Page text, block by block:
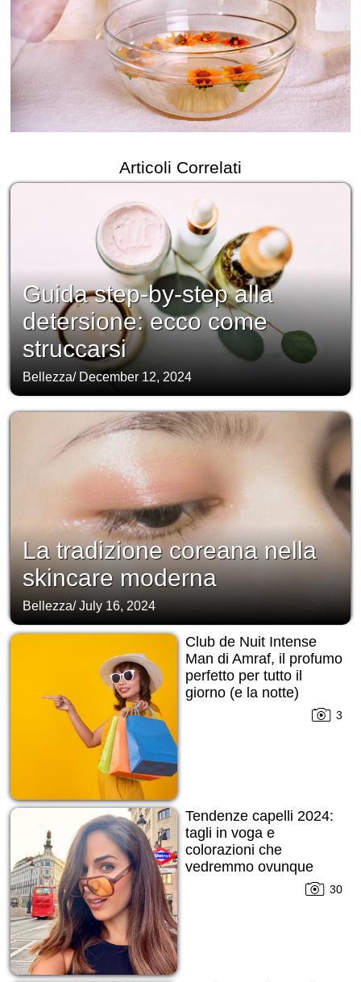
Articoli Correlati
Guida step-by-step alla
detersione: ecco come
struccarsi
Bellezza/ December 12, 2024
La tradizione coreana nella
skincare moderna
Bellezza/July 16, 2024
Club de Nuit Intense
Man di Amraf, il profumo
perfetto per tutto il
giorno (e la notte)
3
Tendenze capelli 2024:
tagli in voga e
colorazioni che
vedremmo ovunque
30